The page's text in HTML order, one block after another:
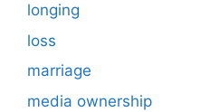
longing
loss
marriage
media ownership